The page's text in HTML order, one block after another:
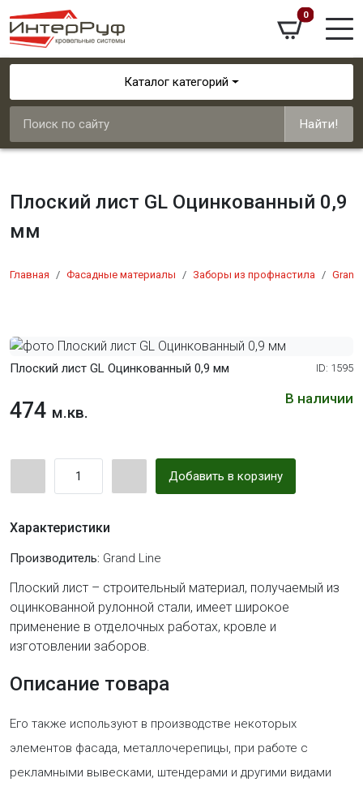
0
Каталог категорий
Найти!
Плоский лист GL Оцинкованный 0,9
мм
Главная Фасадные материалы Заборы из профнастила Grand
Плоский лист GL Оцинкованный 0,9 мм ID: 1595
В наличии
474 м.кв.
Добавить в корзину
Характеристики
Производитель: Grand Line
Плоский лист – строительный материал, получаемый из
оцинкованной рулонной стали, имеет широкое
применение в отделочных работах, кровле и
изготовлении заборов.
Описание товара
Его также используют в производстве некоторых
элементов фасада, металлочерепицы, при работе с
рекламными вывесками, штендерами и другими видами